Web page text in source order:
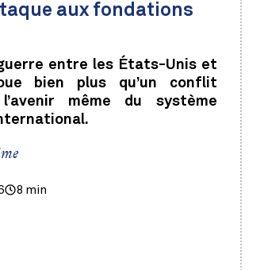
aux fondations
entre les États-Unis et
bien plus qu’un conflit
même du système
8 min